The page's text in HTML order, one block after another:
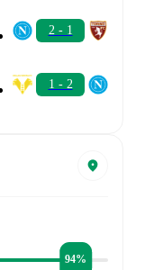
2 - 1
1 - 2
94%